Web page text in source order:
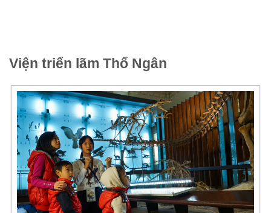
語
a
Viện triển lãm Thổ Ngân